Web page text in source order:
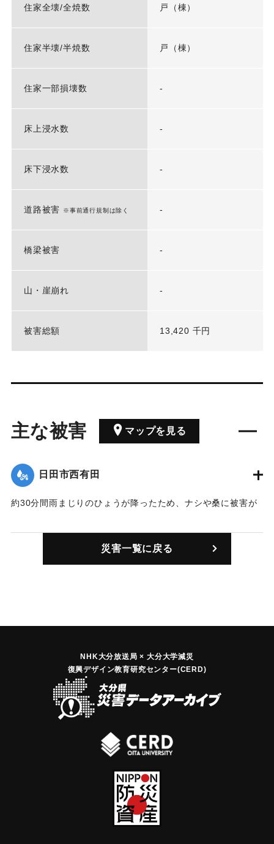
住家全壊/全焼数 戸（棟）
住家半壊/半焼数 戸（棟）
住家一部損壊数 -
床上浸水数 -
床下浸水数 -
道路被害 ※事前通行規制は除く -
橋梁被害 -
山・崖崩れ -
被害総額 13,420 千円
主な被害 マップを見る
日田市西有田
約30分間雨まじりのひょうが降ったため、ナシや桑に被害が
災害一覧に戻る
NHK大分放送局 × 大分大学減災
復興デザイン教育研究センター(CERD)